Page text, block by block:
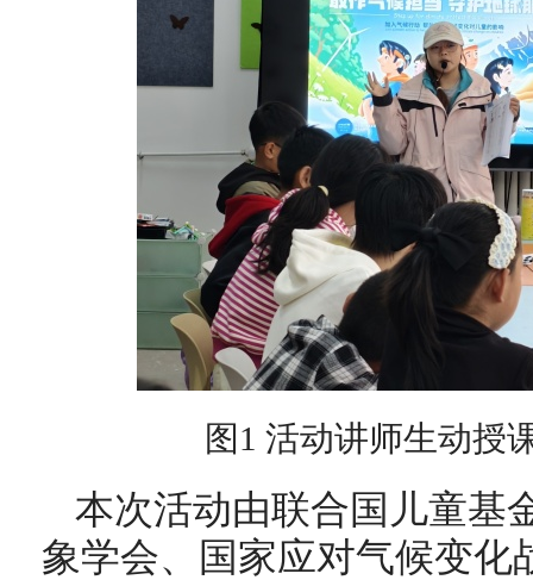
图1 活动讲师生动授
本次活动由联合国儿童基
象学会、国家应对气候变化